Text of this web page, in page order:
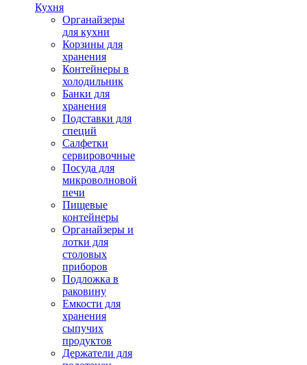
Кухня
Органайзеры
для кухни
Корзины для
хранения
Контейнеры в
холодильник
Банки для
хранения
Подставки для
специй
Салфетки
сервировочные
Посуда для
микроволновой
печи
Пищевые
контейнеры
Органайзеры и
лотки для
столовых
приборов
Подложка в
раковину
Емкости для
хранения
сыпучих
продуктов
Держатели для